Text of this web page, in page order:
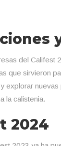
del Califest
que sirvieron
explorar
la calistenia.
2024